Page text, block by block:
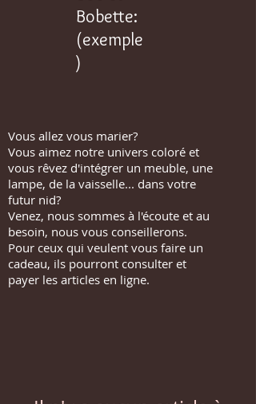
Bobette:
(exemple
)
Vous allez vous marier?
Vous aimez notre univers coloré et
vous rêvez d'intégrer un meuble, une
lampe, de la vaisselle... dans votre
futur nid?
Venez, nous sommes à l'écoute et au
besoin, nous vous conseillerons.
Pour ceux qui veulent vous faire un
cadeau, ils pourront consulter et
payer les articles en ligne.